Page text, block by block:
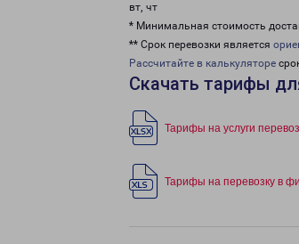
вт, чт
* Минимальная стоимость
** Срок перевозки является
Рассчитайте в калькуляторе
Скачать тарифы
Тарифы на услуги
Тарифы на перевозку в